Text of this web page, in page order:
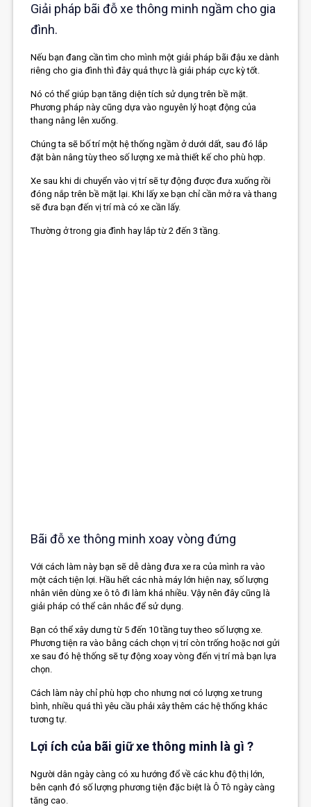
Giải pháp bãi đỗ xe thông minh ngầm cho gia
đình.
Nếu bạn đang cần tìm cho mình một giải pháp bãi đậu xe dành
riêng cho gia đình thì đây quả thực là giải pháp cực kỳ tốt.
Nó có thể giúp bạn tăng diện tích sử dụng trên bề mặt.
Phương pháp này cũng dựa vào nguyên lý hoạt động của
thang nâng lên xuống.
Chúng ta sẽ bố trí một hệ thống ngầm ở dưới dất, sau đó lắp
đặt bàn nâng tùy theo số lượng xe mà thiết kế cho phù hợp.
Xe sau khi di chuyển vào vị trí sẽ tự động được đưa xuống rồi
đóng nắp trên bề mặt lại. Khi lấy xe bạn chỉ cần mở ra và thang
sẽ đưa bạn đến vị trí mà có xe cần lấy.
Thường ở trong gia đình hay lắp từ 2 đến 3 tầng.
Bãi đỗ xe thông minh xoay vòng đứng
Với cách làm này bạn sẽ dễ dàng đưa xe ra của mình ra vào
một cách tiện lợi. Hầu hết các nhà máy lớn hiện nay, số lượng
nhân viên dùng xe ô tô đi làm khá nhiều. Vậy nên đây cũng là
giải pháp có thể cân nhắc để sử dụng.
Bạn có thể xây dưng từ 5 đến 10 tầng tuy theo số lượng xe.
Phương tiện ra vào bằng cách chọn vị trí còn trống hoặc nơi gửi
xe sau đó hệ thống sẽ tự động xoay vòng đến vị trí mà bạn lựa
chọn.
Cách làm này chỉ phù hợp cho nhưng nơi có lượng xe trung
bình, nhiều quá thì yêu cầu phải xây thêm các hệ thống khác
tương tự.
Lợi ích của bãi giữ xe thông minh là gì ?
Người dân ngày càng có xu hướng đổ về các khu độ thị lớn,
bên cạnh đó số lượng phương tiện đặc biệt là Ô Tô ngày càng
tăng cao.